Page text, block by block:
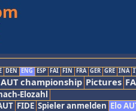
DEN ENG ESP FAI FIN FRA GER GRE INA
AUT championship Pictures
Elozahl
FIDE Spieler anmelden Elo